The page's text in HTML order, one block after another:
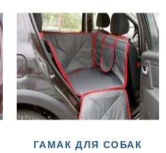
ГАМАК ДЛЯ СОБАК